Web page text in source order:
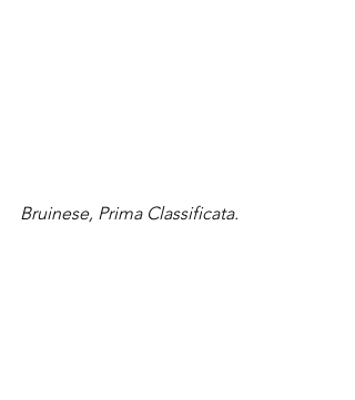
Bruinese, Prima Classificata.